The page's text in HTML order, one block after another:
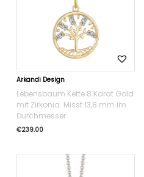
Arkandi Design
Lebensbaum Kette 8 Karat Gold
mit Zirkonia. Misst 13,8 mm im
Durchmesser
€239.00